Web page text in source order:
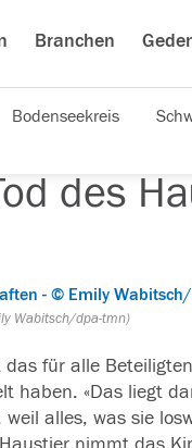
Branchen
Bodenseekreis
des
Wabitsch/dpa-tmn)
für alle
haben. «Das liegt
alles, was sie